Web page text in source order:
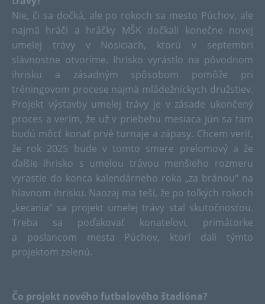
Nie, či sa dočká, ale po rokoch sa mesto Púchov, ale
najmä hráči a hráčky MŠK dočkali konečne novej
umelej trávy v Nosiciach, ktorú v septembri
slávnostne otvoríme. Ihrisko vyrástlo na pôvodnom
ihrisku a zásadným spôsobom pomôže pri
tréningovom procese najmä mládežníckych družstiev.
Projekt výstavby umelej trávy je v zásade ukončený
proces a verím, že už v priebehu mesiaca jún sa tam
budú môcť konať prvé turnaje a zápasy. Chcem veriť,
že rok 2025 bude v tomto smere prelomový a že
ďalšie ihrisko s umelou trávou menšieho rozmeru
vyrastie do konca kalendárneho roka „za bránou“ na
hlavnom ihrisku. Naozaj ma teší, že po toľkých rokoch
„kecania“ sa projekt umelej trávy stal skutočnosťou.
Treba sa poďakovať konateľovi, primátorke
a poslancom mesta Púchov, ktorí dali týmto
projektom zelenú.
Čo projekt nového futbalového štadióna?